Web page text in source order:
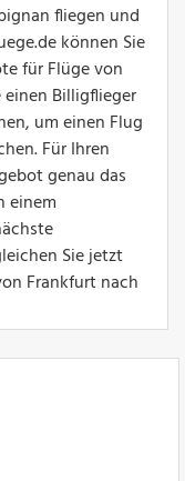
fliegen und
können Sie
für Flüge von
einen Billigflieger
um einen Flug
Für Ihren
genau das
einem
Sie jetzt
Frankfurt nach